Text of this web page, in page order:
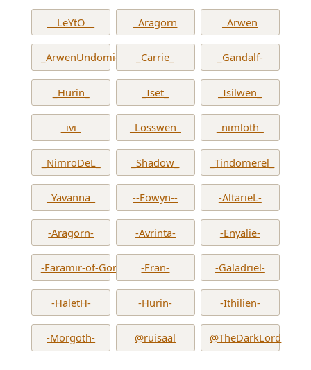
__LeYtO__ _Aragorn _Arwen
_ArwenUndomiel_ _Carrie_ _Gandalf-
_Hurin_ _Iset_ _Isilwen_
_ivi_ _Losswen_ _nimloth_
_NimroDeL_ _Shadow_ _Tindomerel_
_Yavanna_ --Eowyn-- -AltarieL-
-Aragorn- -Avrinta- -Enyalie-
-Faramir-of-Gondor- -Fran- -Galadriel-
-HaletH- -Hurin- -Ithilien-
-Morgoth- @ruisaal @TheDarkLord